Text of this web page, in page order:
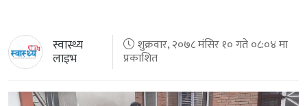
स्वास्थ्य
लाइभ
शुक्रवार, २०७८ मंसिर १० गते ०८:०४ मा
प्रकाशित